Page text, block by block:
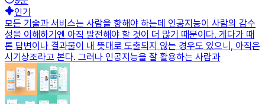
인기
모든 기술과 서비스는 사람을 향해야 하는데 인공지능이 사람의 감수
성을 이해하기엔 아직 발전해야 할 것이 더 많기 때문이다. 게다가 때
론 답변이나 결과물이 내 뜻대로 도출되지 않는 경우도 있으니, 아직은
시기상조라고 본다. 그러나 인공지능을 잘 활용하는 사람과